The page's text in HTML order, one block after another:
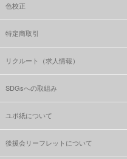
色校正
特定商取引
リクルート（求人情報）
SDGsへの取組み
ユポ紙について
後援会リーフレットについて